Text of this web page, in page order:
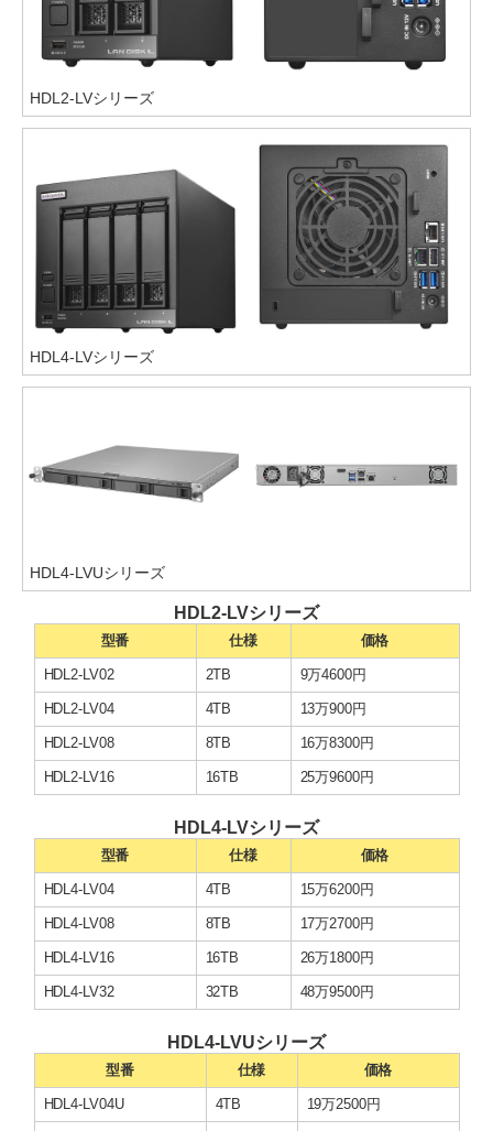
HDL2-LVシリーズ
HDL4-LVシリーズ
HDL4-LVUシリーズ
HDL2-LVシリーズ
型番 仕様 価格
HDL2-LV02 2TB 9万4600円
HDL2-LV04 4TB 13万900円
HDL2-LV08 8TB 16万8300円
HDL2-LV16 16TB 25万9600円
HDL4-LVシリーズ
型番 仕様 価格
HDL4-LV04 4TB 15万6200円
HDL4-LV08 8TB 17万2700円
HDL4-LV16 16TB 26万1800円
HDL4-LV32 32TB 48万9500円
HDL4-LVUシリーズ
型番 仕様 価格
HDL4-LV04U 4TB 19万2500円